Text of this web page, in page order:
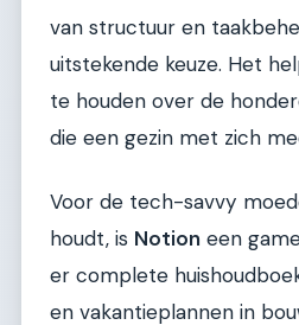
van structuur en
uitstekende keuze. Het
te houden over de
die een gezin met zich
Voor de tech-savvy
houdt, is Notion een
er complete
en vakantieplannen in